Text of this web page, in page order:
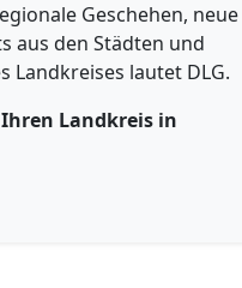
Geschehen, neue
aus den Städten und
Landkreises lautet DLG.
Landkreis in